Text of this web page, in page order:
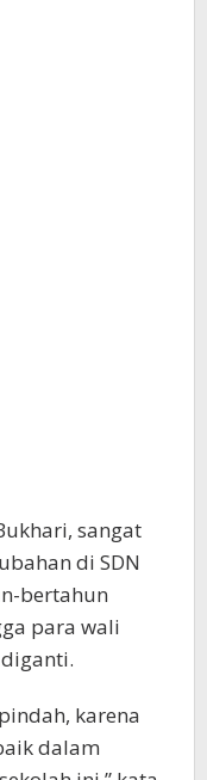
sangat
di SDN
bertahun
para wali
karena
dalam